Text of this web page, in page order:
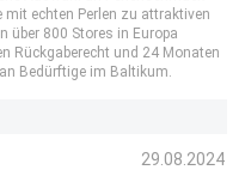
mit echten Perlen zu attraktiven
über 800 Stores in Europa
Rückgaberecht und 24 Monaten
Bedürftige im Baltikum.
29.08.2024